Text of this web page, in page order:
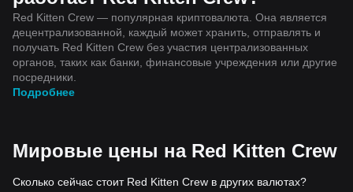
Red Kitten Crew — популярная криптовалюта. Она является
децентрализованной, каждый может хранить, отправлять и
получать Red Kitten Crew без участия централизованных
органов, таких как банки, финансовые учреждения или другие
посредники.
Подробнее
Мировые цены на Red Kitten Crew
Сколько сейчас стоит Red Kitten Crew в других валютах?